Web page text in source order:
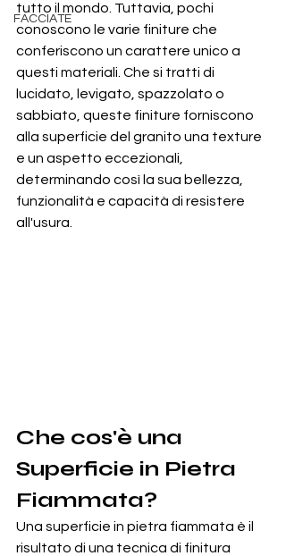
FACCIATE
tutto il mondo. Tuttavia, pochi
conoscono le varie finiture che
conferiscono un carattere unico a
questi materiali. Che si tratti di
lucidato, levigato, spazzolato o
sabbiato, queste finiture forniscono
alla superficie del granito una texture
e un aspetto eccezionali,
determinando così la sua bellezza,
funzionalità e capacità di resistere
all'usura.
Che cos'è una
Superficie in Pietra
Fiammata?
Una superficie in pietra fiammata è il
risultato di una tecnica di finitura